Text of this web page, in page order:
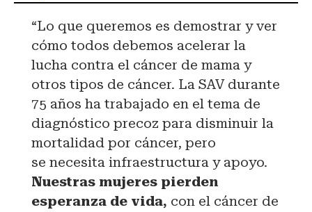
“Lo que queremos es demostrar y ver
cómo todos debemos acelerar la
lucha contra el cáncer de mama y
otros tipos de cáncer. La SAV durante
75 años ha trabajado en el tema de
diagnóstico precoz para disminuir la
mortalidad por cáncer, pero
se necesita infraestructura y apoyo.
Nuestras mujeres pierden
esperanza de vida, con el cáncer de